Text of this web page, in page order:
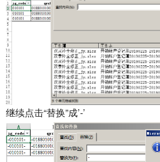
继续点击“替换”成’-’